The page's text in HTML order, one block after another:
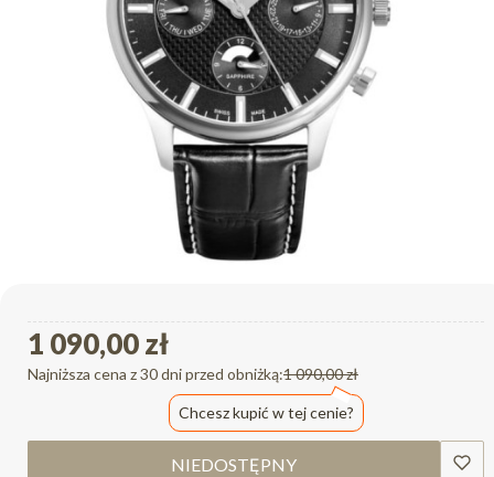
1 090,00 zł
Najniższa cena z 30 dni przed obniżką:1 090,00 zł
Chcesz kupić w tej cenie?
NIEDOSTĘPNY